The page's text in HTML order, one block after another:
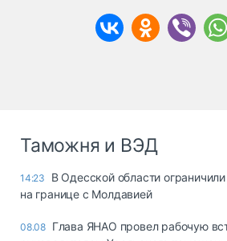
Таможня и ВЭД
14:23
В Одесской области
на границе с Молдавией
08.08 Глава ЯНАО провел рабочую